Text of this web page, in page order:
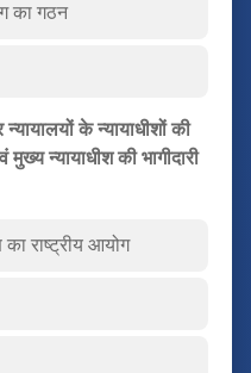
का गठन
के न्यायाधीशों की
मुख्य न्यायाधीश की भागीदारी
का राष्ट्रीय आयोग